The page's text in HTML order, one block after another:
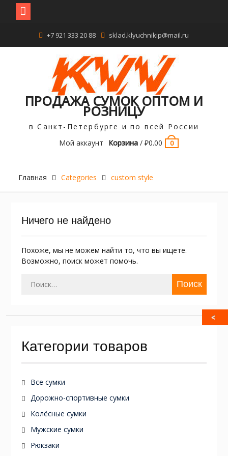
содержимому
+7 921 333 20 88 sklad.klyuchnikip@mail.ru
ПРОДАЖА СУМОК ОПТОМ И
РОЗНИЦУ
в Санкт-Петербурге и по всей России
Мой аккаунт
Корзина/ ₽0.00 0
Главная Categories custom style
Ничего не найдено
Похоже, мы не можем найти то, что вы ищете.
Возможно, поиск может помочь.
Категории товаров
Все сумки
Дорожно-спортивные сумки
Колёсные сумки
Мужские сумки
Рюкзаки